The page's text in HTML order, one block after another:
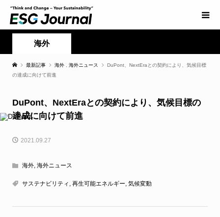
海外
最新記事 海外 海外ニュース
DuPont、NextEraとの契約により、気候目標
の達成に向けて前進
DuPont、NextEraとの契約により、気候目標の
達成に向けて前進
2021.09.27
海外, 海外ニュース
サステナビリティ , 再生可能エネルギー, 気候変動